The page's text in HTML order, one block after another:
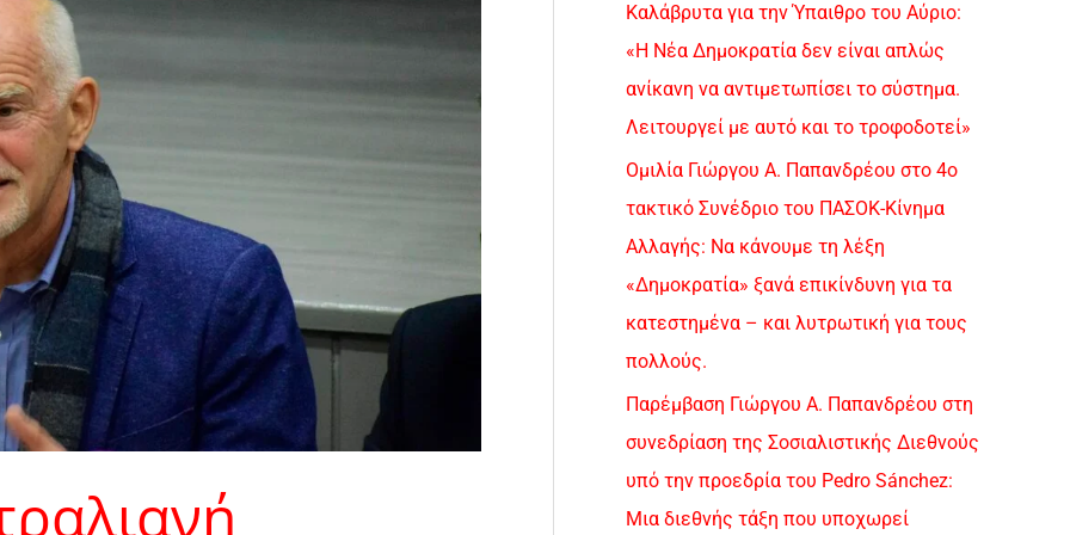
Καλάβρυτα για την Ύπαιθρο του Αύριο:
«Η Νέα Δημοκρατία δεν είναι απλώς
ανίκανη να αντιμετωπίσει το σύστημα.
Λειτουργεί με αυτό και το τροφοδοτεί»
Ομιλία Γιώργου Α. Παπανδρέου στο 4ο
τακτικό Συνέδριο του ΠΑΣΟΚ-Κίνημα
Αλλαγής: Να κάνουμε τη λέξη
«Δημοκρατία» ξανά επικίνδυνη για τα
κατεστημένα – και λυτρωτική για τους
πολλούς.
Παρέμβαση Γιώργου Α. Παπανδρέου στη
συνεδρίαση της Σοσιαλιστικής Διεθνούς
υπό την προεδρία του Pedro Sánchez:
Μια διεθνής τάξη που υποχωρεί